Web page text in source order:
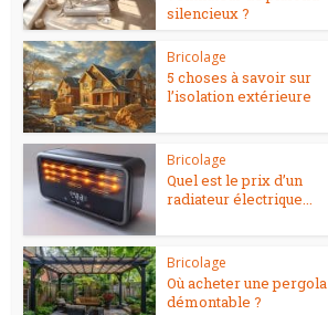
silencieux ?
Bricolage
5 choses à savoir sur
l’isolation extérieure
Bricolage
Quel est le prix d’un
radiateur électrique...
Bricolage
Où acheter une pergola
démontable ?